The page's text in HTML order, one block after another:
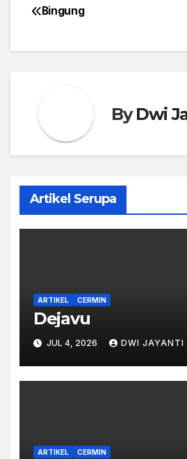
Post
navigation
Bingung
ByDwi
Artikel Serupa
ARTIKEL CERMIN
Dejavu
JUL 4, 2026 DWI JAYANTI
ARTIKEL CERMIN